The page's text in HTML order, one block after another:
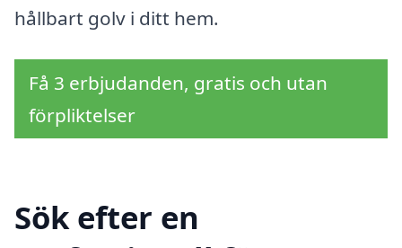
hållbart golv i ditt hem.
Få 3 erbjudanden, gratis och utan
förpliktelser
Sök efter en